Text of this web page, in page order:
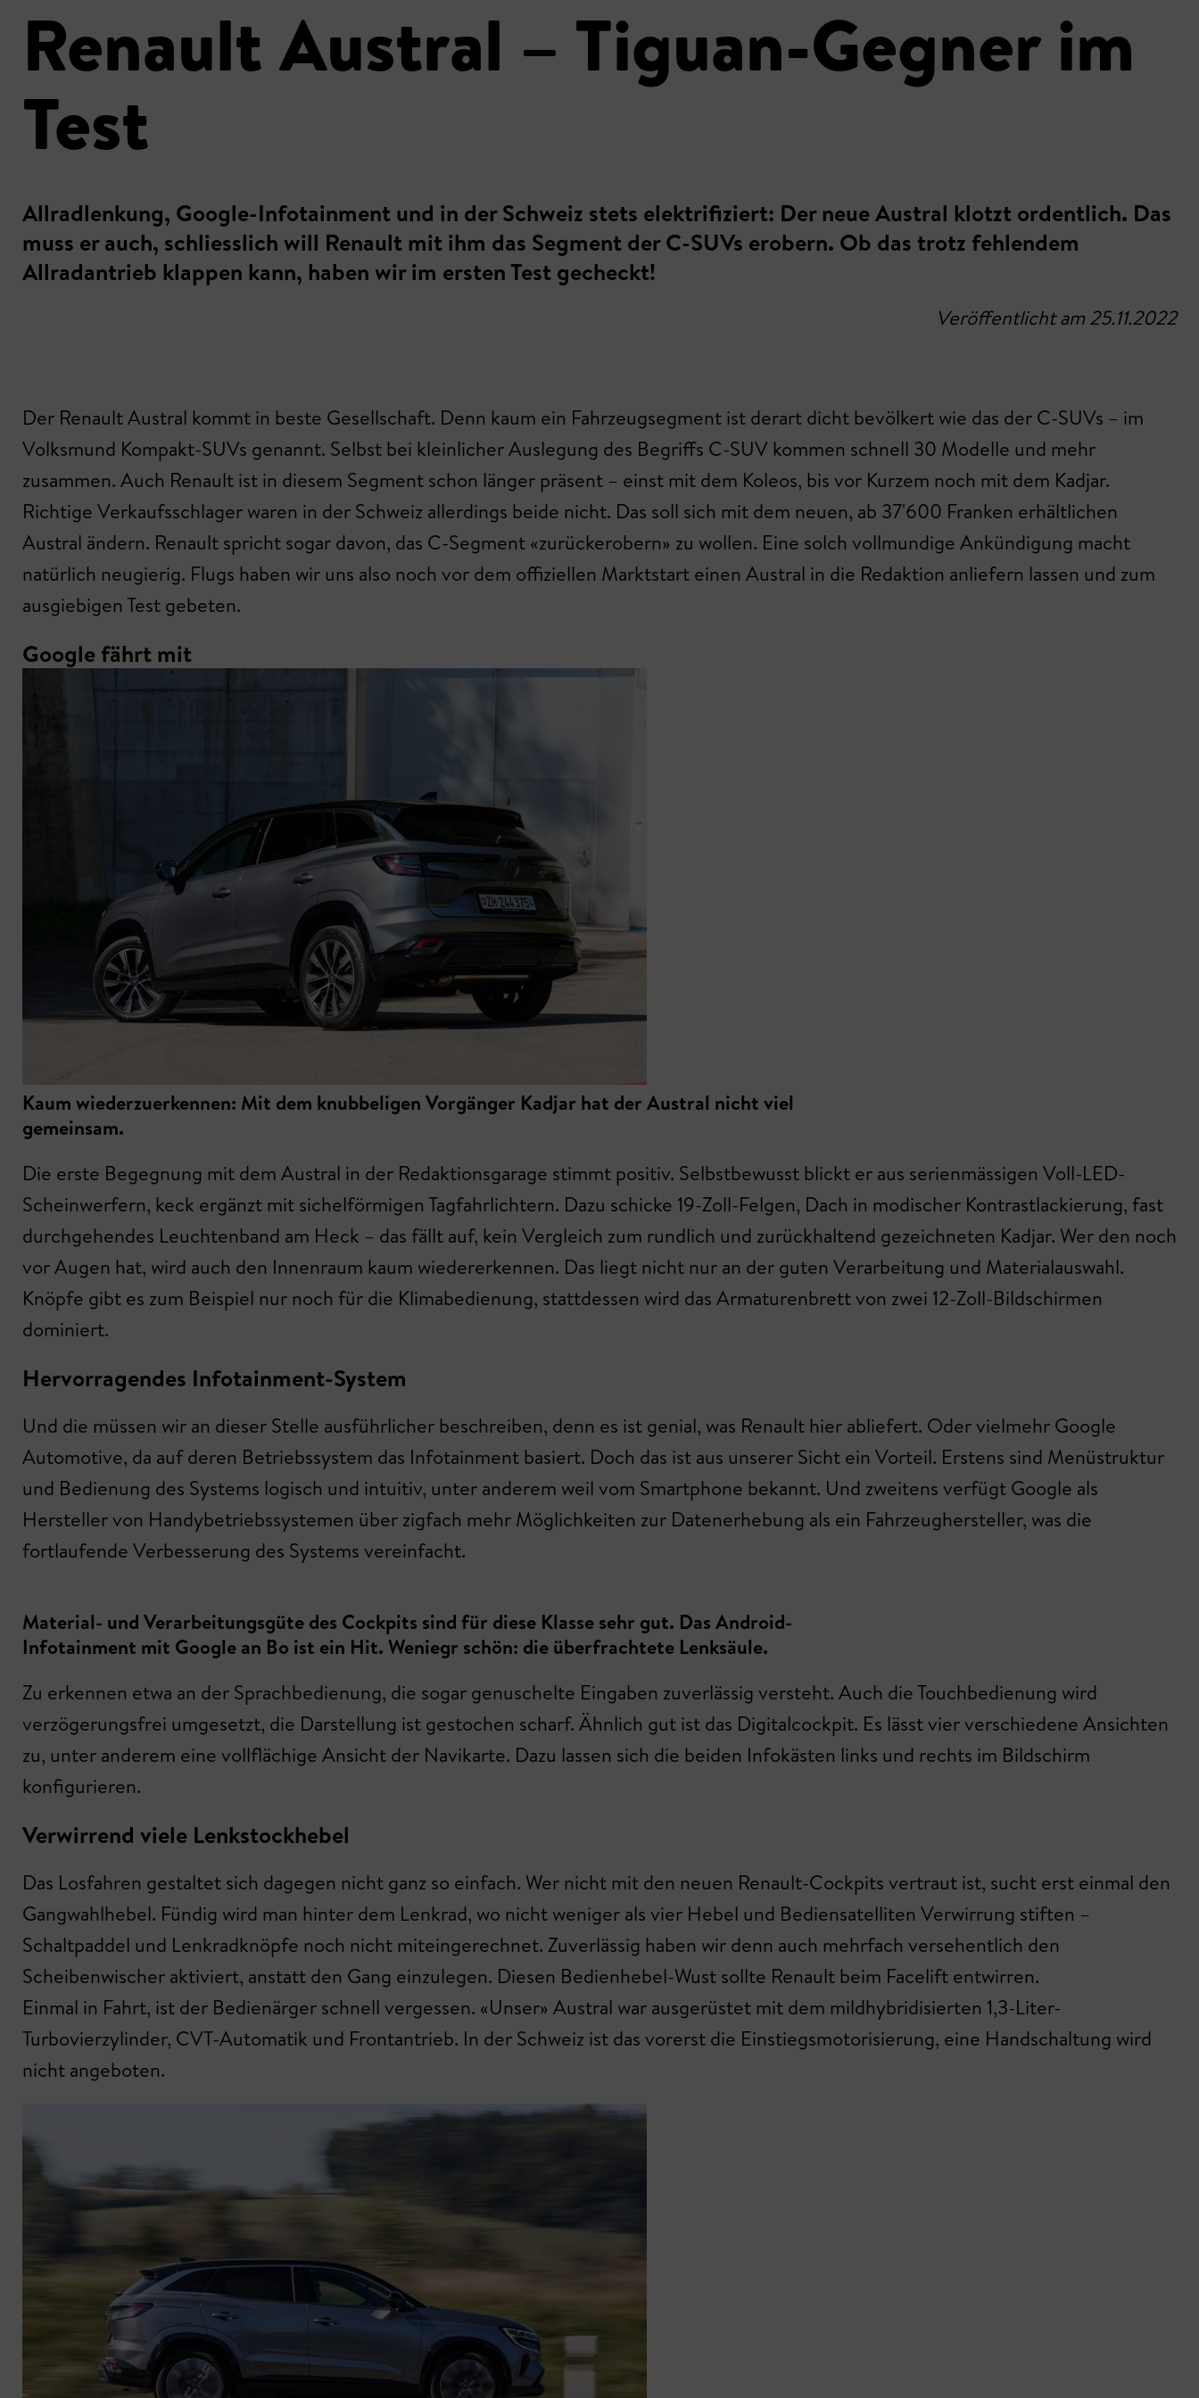
Renault Austral – Tiguan-Gegner im
Test
Allradlenkung, Google-Infotainment und in der Schweiz stets elektrifiziert: Der neue Austral klotzt ordentlich. Das
muss er auch, schliesslich will Renault mit ihm das Segment der C-SUVs erobern. Ob das trotz fehlendem
Allradantrieb klappen kann, haben wir im ersten Test gecheckt!
Veröffentlicht am 25.11.2022
Der Renault Austral kommt in beste Gesellschaft. Denn kaum ein Fahrzeugsegment ist derart dicht bevölkert wie das der C-SUVs – im
Volksmund Kompakt-SUVs genannt. Selbst bei kleinlicher Auslegung des Begriffs C-SUV kommen schnell 30 Modelle und mehr
zusammen. Auch Renault ist in diesem Segment schon länger präsent – einst mit dem Koleos, bis vor Kurzem noch mit dem Kadjar.
Richtige Verkaufsschlager waren in der Schweiz allerdings beide nicht. Das soll sich mit dem neuen, ab 37'600 Franken erhältlichen
Austral ändern. Renault spricht sogar davon, das C-Segment «zurückerobern» zu wollen. Eine solch vollmundige Ankündigung macht
natürlich neugierig. Flugs haben wir uns also noch vor dem offiziellen Marktstart einen Austral in die Redaktion anliefern lassen und zum
ausgiebigen Test gebeten.
Google fährt mit
Kaum wiederzuerkennen: Mit dem knubbeligen Vorgänger Kadjar hat der Austral nicht viel
gemeinsam.
Die erste Begegnung mit dem Austral in der Redaktionsgarage stimmt positiv. Selbstbewusst blickt er aus serienmässigen Voll-LED-
Scheinwerfern, keck ergänzt mit sichelförmigen Tagfahrlichtern. Dazu schicke 19-Zoll-Felgen, Dach in modischer Kontrastlackierung, fast
durchgehendes Leuchtenband am Heck – das fällt auf, kein Vergleich zum rundlich und zurückhaltend gezeichneten Kadjar. Wer den noch
vor Augen hat, wird auch den Innenraum kaum wiedererkennen. Das liegt nicht nur an der guten Verarbeitung und Materialauswahl.
Knöpfe gibt es zum Beispiel nur noch für die Klimabedienung, stattdessen wird das Armaturenbrett von zwei 12-Zoll-Bildschirmen
dominiert.
Hervorragendes Infotainment-System
Und die müssen wir an dieser Stelle ausführlicher beschreiben, denn es ist genial, was Renault hier abliefert. Oder vielmehr Google
Automotive, da auf deren Betriebssystem das Infotainment basiert. Doch das ist aus unserer Sicht ein Vorteil. Erstens sind Menüstruktur
und Bedienung des Systems logisch und intuitiv, unter anderem weil vom Smartphone bekannt. Und zweitens verfügt Google als
Hersteller von Handybetriebssystemen über zigfach mehr Möglichkeiten zur Datenerhebung als ein Fahrzeughersteller, was die
fortlaufende Verbesserung des Systems vereinfacht.
Material- und Verarbeitungsgüte des Cockpits sind für diese Klasse sehr gut. Das Android-
Infotainment mit Google an Bo ist ein Hit. Weniegr schön: die überfrachtete Lenksäule.
Zu erkennen etwa an der Sprachbedienung, die sogar genuschelte Eingaben zuverlässig versteht. Auch die Touchbedienung wird
verzögerungsfrei umgesetzt, die Darstellung ist gestochen scharf. Ähnlich gut ist das Digitalcockpit. Es lässt vier verschiedene Ansichten
zu, unter anderem eine vollflächige Ansicht der Navikarte. Dazu lassen sich die beiden Infokästen links und rechts im Bildschirm
konfigurieren.
Verwirrend viele Lenkstockhebel
Das Losfahren gestaltet sich dagegen nicht ganz so einfach. Wer nicht mit den neuen Renault-Cockpits vertraut ist, sucht erst einmal den
Gangwahlhebel. Fündig wird man hinter dem Lenkrad, wo nicht weniger als vier Hebel und Bediensatelliten Verwirrung stiften –
Schaltpaddel und Lenkradknöpfe noch nicht miteingerechnet. Zuverlässig haben wir denn auch mehrfach versehentlich den
Scheibenwischer aktiviert, anstatt den Gang einzulegen. Diesen Bedienhebel-Wust sollte Renault beim Facelift entwirren.
Einmal in Fahrt, ist der Bedienärger schnell vergessen. «Unser» Austral war ausgerüstet mit dem mildhybridisierten 1,3-Liter-
Turbovierzylinder, CVT-Automatik und Frontantrieb. In der Schweiz ist das vorerst die Einstiegsmotorisierung, eine Handschaltung wird
nicht angeboten.